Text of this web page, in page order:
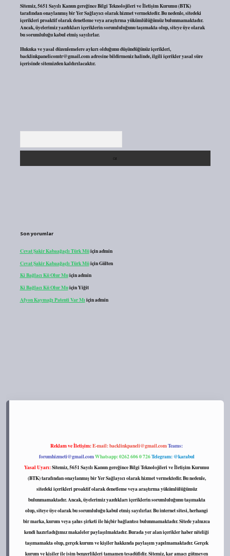
Sitemiz, 5651 Sayılı Kanun gereğince Bilgi Teknolojileri ve İletişim Kurumu (BTK)
tarafından onaylanmış bir Yer Sağlayıcı olarak hizmet vermektedir. Bu nedenle, sitedeki
içerikleri proaktif olarak denetleme veya araştırma yükümlülüğümüz bulunmamaktadır.
Ancak, üyelerimiz yazdıkları içeriklerin sorumluluğunu taşımakta olup, siteye üye olarak
bu sorumluluğu kabul etmiş sayılırlar.
Hukuka ve yasal düzenlemelere aykırı olduğunu düşündüğünüz içerikleri,
backlinkpanelicomtr@gmail.comadresine bildirmeniz halinde, ilgili içerikler yasal süre
içerisinde sitemizden kaldırılacaktır.
Son yorumlar
Cevat Şakir Kabaağaçlı Türk Müiçinadmin
Cevat Şakir Kabaağaçlı Türk MüiçinGülten
Ki Bağlacı Kü Olur Muiçinadmin
Ki Bağlacı Kü Olur MuiçinYiğit
Afyon Kaymağı Patenti Var Mı içinadmin
Reklam ve İletişim:E-mail:backlinkpaneli@gmail.comTeams:
forumhizmeti@gmail.comWhatsapp: 0262 606 0 726Telegram: @karabul
Yasal Uyarı:Sitemiz, 5651 Sayılı Kanun gereğince Bilgi Teknolojileri ve İletişim Kurumu
(BTK) tarafından onaylanmış bir Yer Sağlayıcı olarak hizmet vermektedir. Bu nedenle,
sitedeki içerikleri proaktif olarak denetleme veya araştırma yükümlülüğümüz
bulunmamaktadır. Ancak, üyelerimiz yazdıkları içeriklerin sorumluluğunu taşımakta
olup, siteye üye olarak bu sorumluluğu kabul etmiş sayılırlar. Bu internet sitesi, herhangi
bir marka, kurum veya şahıs şirketi ile hiçbir bağlantısı bulunmamaktadır. Sitede yalnızca
kendi hazırladığımız makaleler paylaşılmaktadır. Burada yer alan içerikler haber niteliği
taşımamakta olup, gerçek kurum ve kişiler hakkında paylaşım yapılmamaktadır. Gerçek
kurum ve kişiler ile isim benzerlikleri tamamen tesadüfidir. Sitemiz, kar amacı gütmeyen